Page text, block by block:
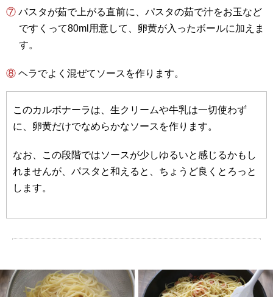
⑦ パスタが茹で上がる直前に、パスタの茹で汁をお玉など
ですくって80ml用意して、卵黄が入ったボールに加えま
す。
⑧ ヘラでよく混ぜてソースを作ります。
このカルボナーラは、生クリームや牛乳は一切使わず
に、卵黄だけでなめらかなソースを作ります。
なお、この段階ではソースが少しゆるいと感じるかもし
れませんが、パスタと和えると、ちょうど良くとろっと
します。